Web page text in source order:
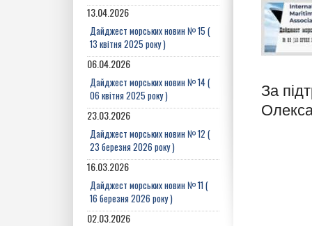
13.04.2026
Дайджест морських новин № 15 (
13 квітня 2025 року )
06.04.2026
Дайджест морських новин № 14 (
06 квітня 2025 року )
23.03.2026
Дайджест морських новин № 12 (
23 березня 2026 року )
16.03.2026
Дайджест морських новин № 11 (
16 березня 2026 року )
02.03.2026
За